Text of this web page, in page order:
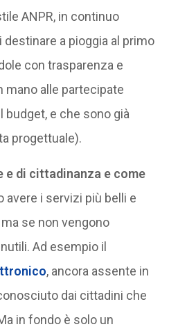
ANPR, in continuo
a pioggia al primo
con trasparenza e
mano alle partecipate
budget, e che sono già
progettuale).
e di cittadinanza e come
avere i servizi più belli e
se non vengono
Ad esempio il
, ancora assente in
dai cittadini che
in fondo è solo un